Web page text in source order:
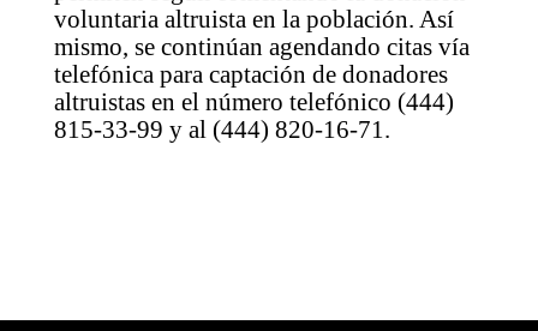
voluntaria altruista en la población. Así
mismo, se continúan agendando citas vía
telefónica para captación de donadores
altruistas en el número telefónico (444)
815-33-99 y al (444) 820-16-71.